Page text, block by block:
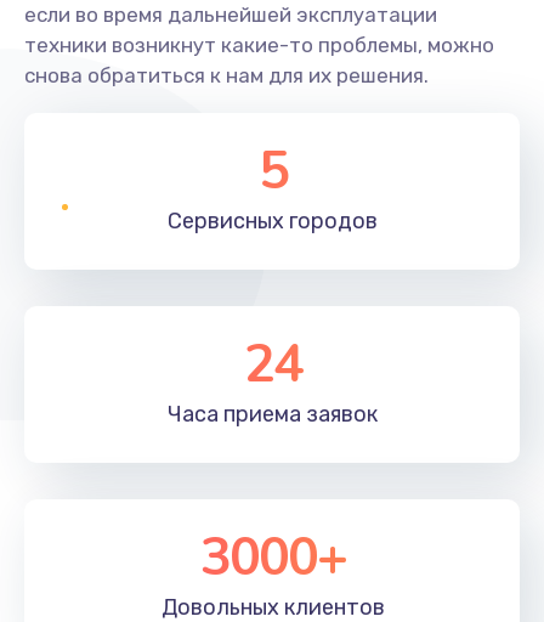
если во время дальнейшей эксплуатации
техники возникнут какие-то проблемы, можно
снова обратиться к нам для их решения.
5
Сервисных городов
24
Часа приема заявок
3000+
Довольных клиентов